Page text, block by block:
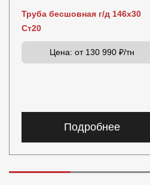
Труба бесшовная г/д 146х30
Ст20
Цена: от 130 990 ₽/тн
Подробнее